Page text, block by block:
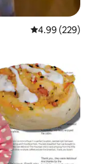
レビュー229
4.99 (229)